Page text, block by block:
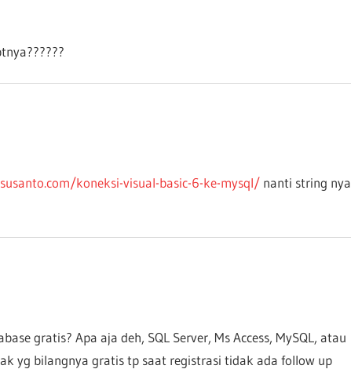
koneksi-visual-basic-6-ke-mysql/nanti string nya
gratis? Apa aja deh, SQL Server, Ms Access, MySQL, atau
yg bilangnya gratis tp saat registrasi tidak ada follow up